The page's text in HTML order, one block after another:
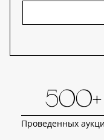
500+
Проведенных